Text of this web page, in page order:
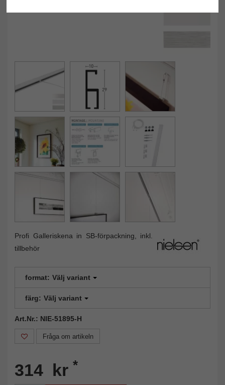
Profi Galleriskena in SB-förpackning, inkl.
tillbehör
format: Välj variant
färg: Välj variant
Art.Nr.: NIE-51895-H
Fråga om artikeln
314 kr *